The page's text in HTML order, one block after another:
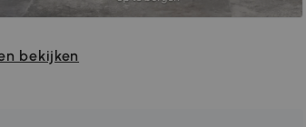
bekijken